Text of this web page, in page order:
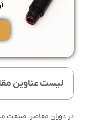
لیست عناوین
در دوران معاصر، صنعت